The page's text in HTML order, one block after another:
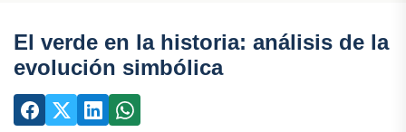
El verde en la historia: análisis de la
evolución simbólica